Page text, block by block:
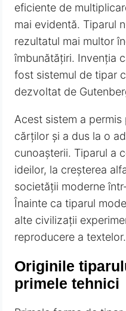
eficiente de
mai evidentă. Tiparul
rezultatul mai multor
îmbunătățiri. Invenția
fost sistemul de tipar
dezvoltat de
Acest sistem a
cărților și a dus la o
cunoașterii. Tiparul a
ideilor, la creșterea
societății moderne
Înainte ca tiparul
alte civilizații
reproducere a textelor.
Originile
primele tehnici